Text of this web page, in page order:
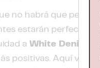
no habrá que
estarán
a White Denim
,
positivas. Aquí van